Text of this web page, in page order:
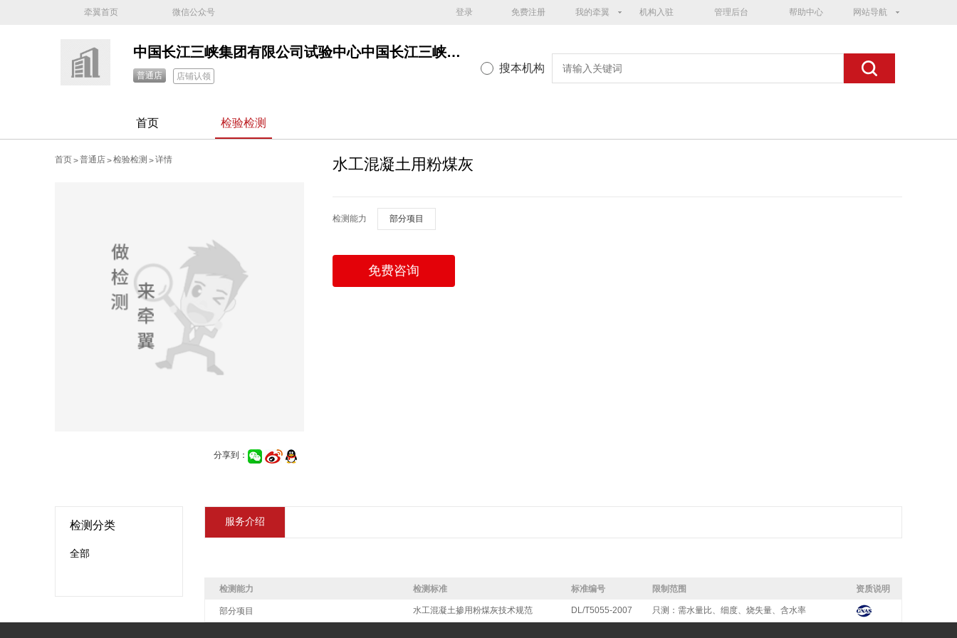
牵翼首页 微信公众号 登录 免费注册 我的牵翼 机构入驻 管理后台 帮助中心 网站导航
中国长江三峡集团有限公司试验中心中国长江三峡集团试验中心
普通店 店铺认领
搜本机构
首页 检验检测
首页>普通店>检验检测 >详情
分享到：
水工混凝土用粉煤灰
检测能力 部分项目
免费咨询
检测分类
全部
服务介绍
检测能力 检测标准 标准编号 限制范围 资质说明
部分项目 水工混凝土掺用粉煤灰技术规范 DL/T5055-2007 只测：需水量比、细度、烧失量、含水率